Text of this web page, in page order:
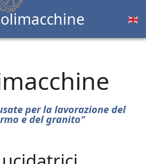
per la lavorazione del
e del granito"